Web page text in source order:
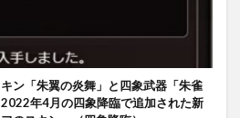
ン「朱翼の炎舞」と四象武器「朱雀
年4月の四象降臨で追加された新